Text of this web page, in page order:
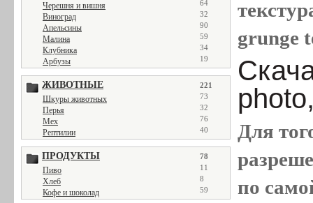
Черешня и вишня 64
Виноград 32
Апельсины 90
Малина 59
Клубника 34
Арбузы 19
ЖИВОТНЫЕ 221
Шкуры животных 73
Перья 32
Мех 76
Рептилии 40
ПРОДУКТЫ 78
Пиво 11
Хлеб 8
Кофе и шоколад 59
grunge
Для
по